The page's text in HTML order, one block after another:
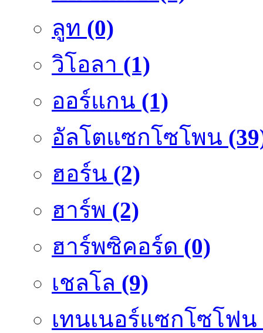
ลูท (0)
วิโอลา (1)
ออร์แกน (1)
อัลโตแซกโซโพน
ฮอร์น (2)
ฮาร์พ (2)
ฮาร์พซิคอร์ด (0)
เชลโล (9)
เทนเนอร์แซกโซโฟน